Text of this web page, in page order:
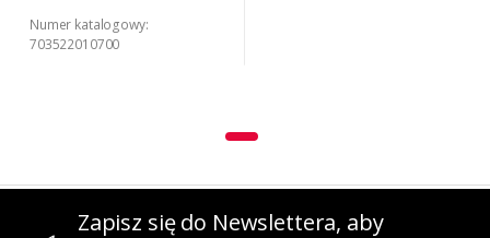
Numer katalogowy:
703522010700
Zapisz się do Newslettera, aby